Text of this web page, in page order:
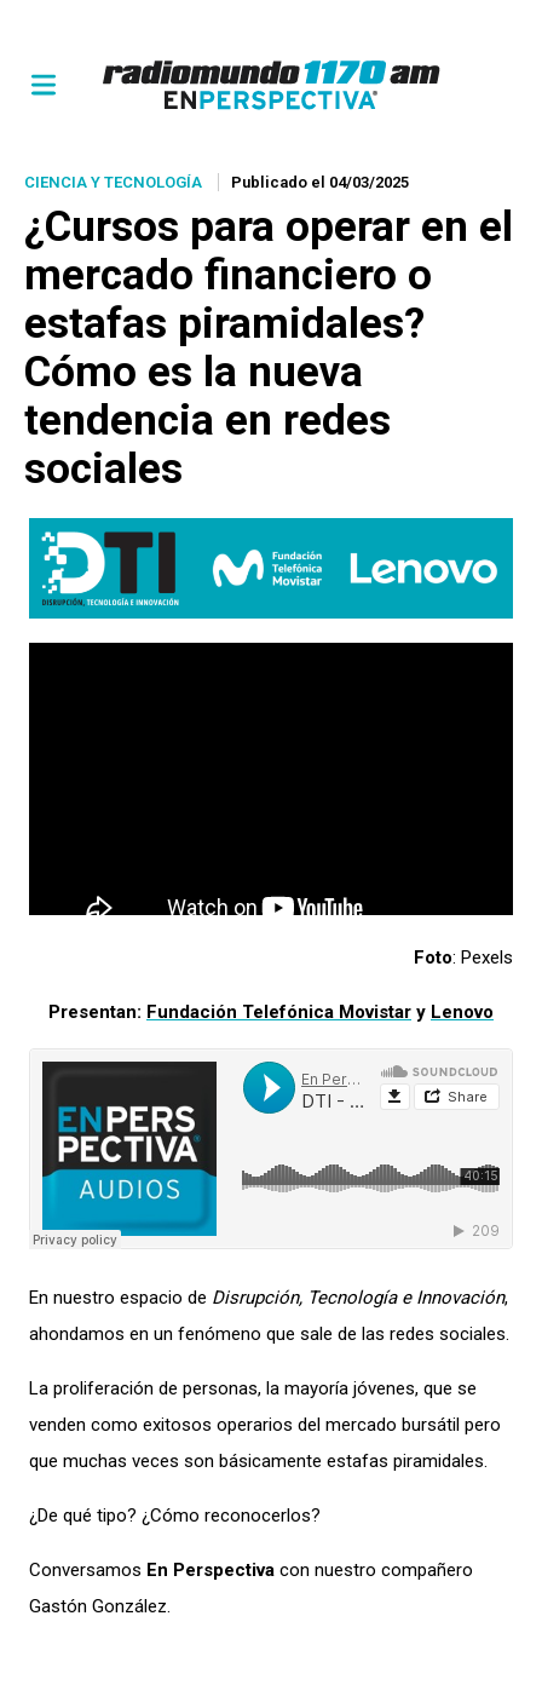
CIENCIA Y TECNOLOGÍA Publicado el 04/03/2025
¿Cursos para operar en el
mercado financiero o
estafas piramidales?
Cómo es la nueva
tendencia en redes
sociales
Foto: Pexels
Presentan: Fundación Telefónica Movistar y Lenovo
En nuestro espacio de Disrupción, Tecnología e Innovación,
ahondamos en un fenómeno que sale de las redes sociales.
La proliferación de personas, la mayoría jóvenes, que se
venden como exitosos operarios del mercado bursátil pero
que muchas veces son básicamente estafas piramidales.
¿De qué tipo? ¿Cómo reconocerlos?
Conversamos En Perspectiva con nuestro compañero
Gastón González.